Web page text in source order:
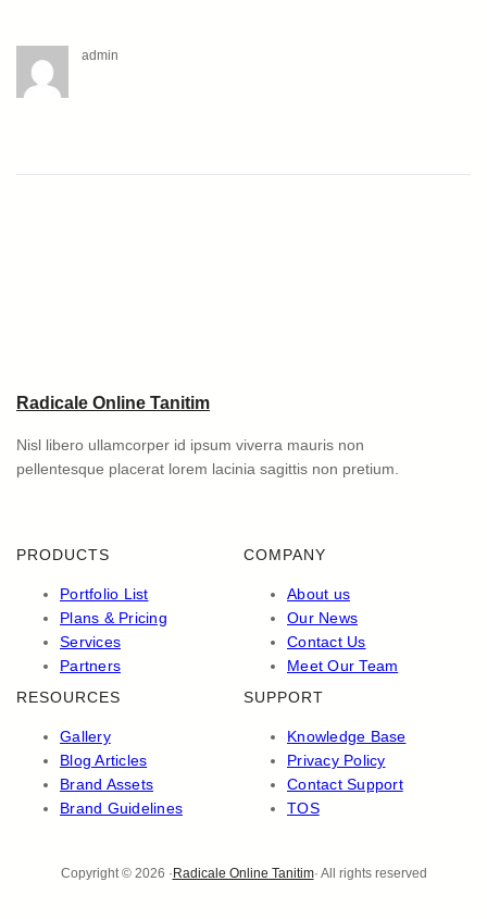
admin
Radicale Online Tanitim
Nisl libero ullamcorper id ipsum viverra mauris non
pellentesque placerat lorem lacinia sagittis non pretium.
PRODUCTS
Portfolio List
Plans & Pricing
Services
Partners
COMPANY
About us
Our News
Contact Us
Meet Our Team
RESOURCES
Gallery
Blog Articles
Brand Assets
Brand Guidelines
SUPPORT
Knowledge Base
Privacy Policy
Contact Support
TOS
Copyright © 2026 ·Radicale Online Tanitim· All rights reserved